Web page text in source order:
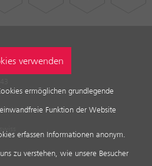
11 11
ermöglichen grundlegende
Funktion der Website
erfassen Informationen anonym.
zu verstehen, wie unsere Besucher